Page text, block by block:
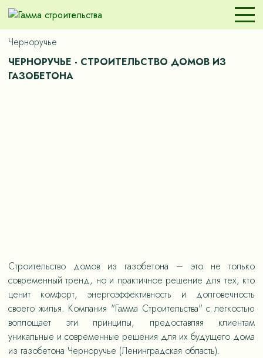
Черноручье
ЧЕРНОРУЧЬЕ - СТРОИТЕЛЬСТВО ДОМОВ ИЗ
ГАЗОБЕТОНА
Строительство домов из газобетона – это не только
современный тренд, но и практичное решение для тех, кто
ценит комфорт, энергоэффективность и долговечность
своего жилья. Компания "Гамма Строительства" с легкостью
воплощает эти принципы, предоставляя клиентам
уникальные и современные решения для их будущего дома
из газобетона Черноручье (Ленинградская область).